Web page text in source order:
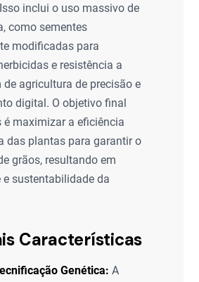
inclui o uso massivo de
como sementes
modificadas para
e resistência a
de agricultura de precisão e
digital. O objetivo final
é maximizar a eficiência
das plantas para garantir o
grãos, resultando em
sustentabilidade da
Características
Genética: A